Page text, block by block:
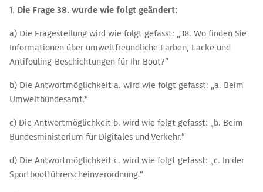
1. Die Frage 38. wurde wie folgt geändert:
a) Die Fragestellung wird wie folgt gefasst: „38. Wo finden Sie
Informationen über umweltfreundliche Farben, Lacke und
Antifouling-Beschichtungen für Ihr Boot?“
b) Die Antwortmöglichkeit a. wird wie folgt gefasst: „a. Beim
Umweltbundesamt.“
c) Die Antwortmöglichkeit b. wird wie folgt gefasst: „b. Beim
Bundesministerium für Digitales und Verkehr.“
d) Die Antwortmöglichkeit c. wird wie folgt gefasst: „c. In der
Sportbootführerscheinverordnung.“